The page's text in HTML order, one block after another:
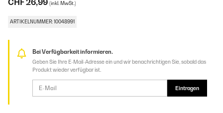
CHF 26,99 (inkl. MwSt.)
ARTIKELNUMMER: 10048991
Bei Verfügbarkeit informieren.
Geben Sie Ihre E-Mail-Adresse ein und wir benachrichtigen Sie, sobald das
Produkt wieder verfügbar ist.
Eintragen